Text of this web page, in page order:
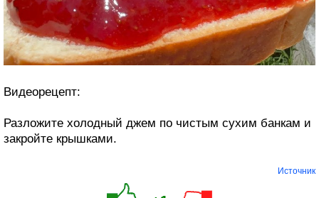
Видеорецепт:
Разложите холодный джем по чистым сухим банкам и
закройте крышками.
Источник